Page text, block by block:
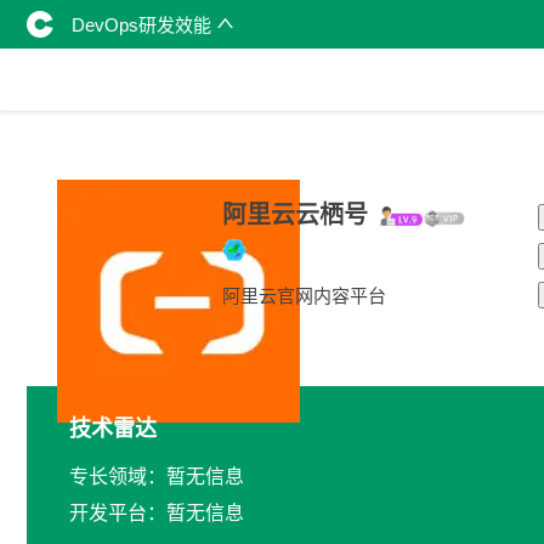
DevOps研发效能
阿里云云栖号
阿里云官网内容平台
技术雷达
专长领域：暂无信息
开发平台：暂无信息